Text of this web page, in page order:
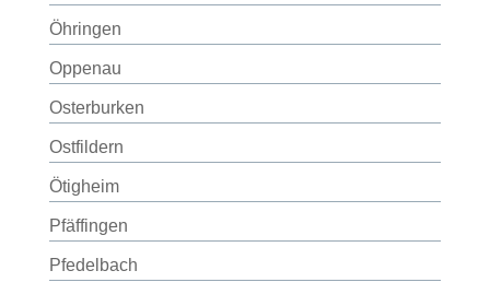
Öhringen
Oppenau
Osterburken
Ostfildern
Ötigheim
Pfäffingen
Pfedelbach